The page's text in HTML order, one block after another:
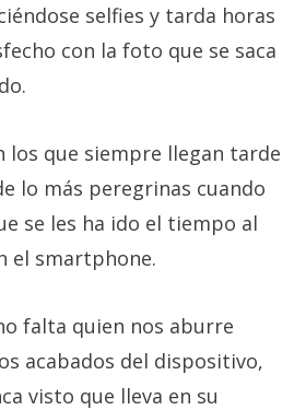
selfies y tarda horas
con la foto que se saca
los que siempre llegan tarde
lo más peregrinas cuando
se les ha ido el tiempo al
el smartphone.
falta quien nos aburre
acabados del dispositivo,
visto que lleva en su